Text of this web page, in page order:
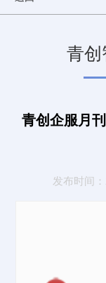
青
青创企服月
发布时间